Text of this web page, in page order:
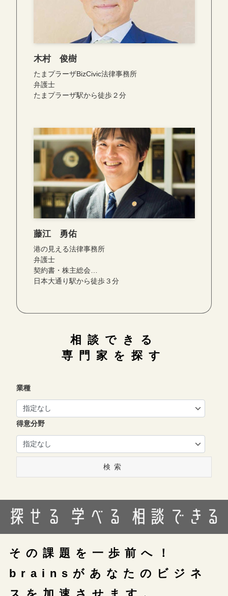
木村 俊樹
たまプラーザBizCivic法律事務所
弁護士
たまプラーザ駅から徒歩２分
藤江 勇佑
港の見える法律事務所
弁護士
契約書・株主総会…
日本大通り駅から徒歩３分
相談できる
専門家を探す
業種
得意分野
検索
その課題を一歩前へ！
brainsがあなたのビジネ